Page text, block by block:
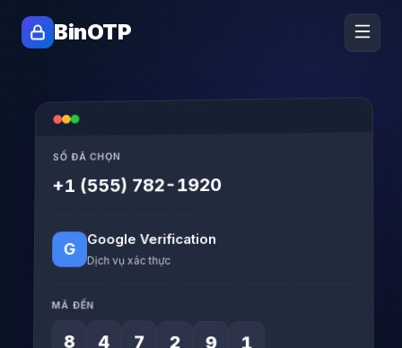
BinOTP
SỐ ĐÃ CHỌN
+1 (555) 782-1920
G
Google Verification
Dịch vụ xác thực
MÃ ĐẾN
8 4 7 2 9 1